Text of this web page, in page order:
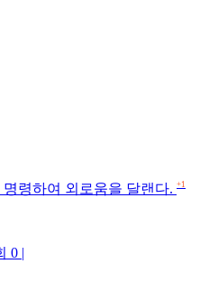
령하여 외로움을 달랜다. +1
0 |